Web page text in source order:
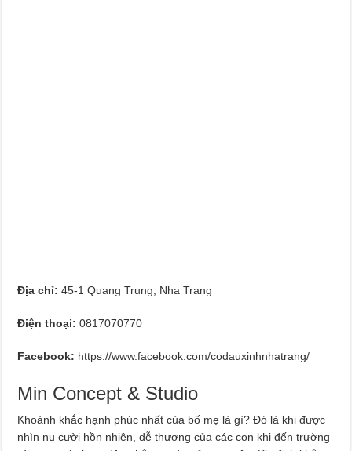
Địa chỉ: 45-1 Quang Trung, Nha Trang
Điện thoại:0817070770
Facebook: https://www.facebook.com/codauxinhnhatrang/
Min Concept & Studio
Khoảnh khắc hạnh phúc nhất của bố mẹ là gì? Đó là khi được
nhìn nụ cười hồn nhiên, dễ thương của các con khi đến trường